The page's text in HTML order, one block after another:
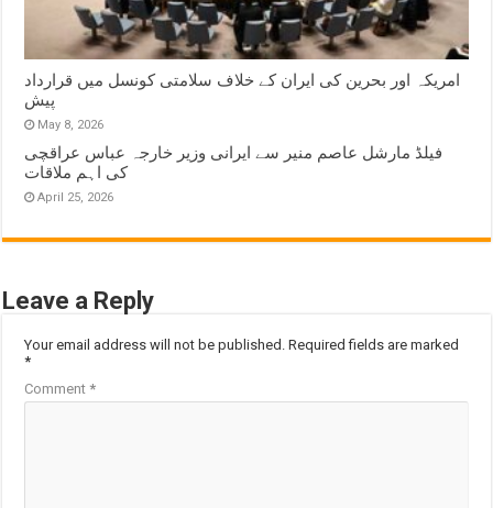
امریکہ اور بحرین کی ایران کے خلاف سلامتی کونسل میں قرارداد
پیش
May 8, 2026
فیلڈ مارشل عاصم منیر سے ایرانی وزیر خارجہ عباس عراقچی
کی اہم ملاقات
April 25, 2026
Leave a Reply
Your email address will not be published. Required fields are marked
*
Comment*